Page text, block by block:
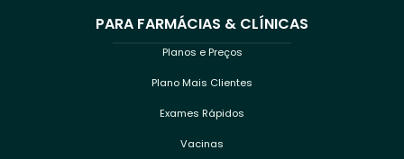
PARA FARMÁCIAS & CLÍNICAS
Planos e Preços
Plano Mais Clientes
Exames Rápidos
Vacinas